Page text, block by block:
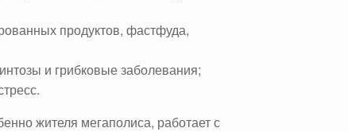
продуктов, фастфуда,
и грибковые заболевания;
жителя мегаполиса, работает с